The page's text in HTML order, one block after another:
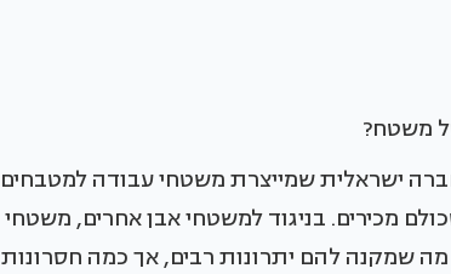
ישראלית שמייצרת משטחי עבודה למטבחים
מכירים. בניגוד למשטחי אבן אחרים, משטחי
שמקנה להם יתרונות רבים, אך כמה חסרונות